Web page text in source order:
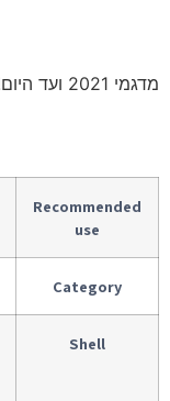
מדגמי 2021 ועד היום! יפים יותר נוחים יותר טובים יותר
Recommended
use
Category
Shell